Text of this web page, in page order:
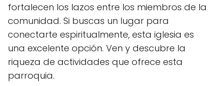
fortalecen los lazos entre los miembros de la
comunidad. Si buscas un lugar para
conectarte espiritualmente, esta iglesia es
una excelente opción. Ven y descubre la
riqueza de actividades que ofrece esta
parroquia.